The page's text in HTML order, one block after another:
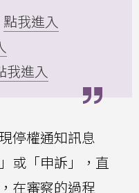
點我進入
我進入
停權通知訊息
或「申訴」，直
在審察的過程